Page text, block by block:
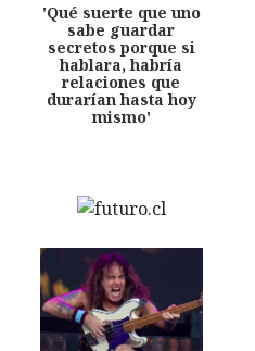
'Qué suerte que uno
sabe guardar
secretos porque si
hablara, habría
relaciones que
durarían hasta hoy
mismo'